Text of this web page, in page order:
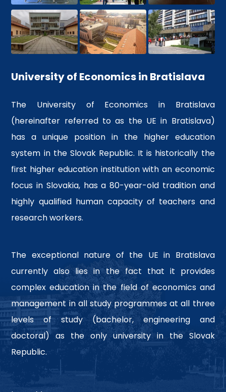
University of Economics in Bratislava
The University of Economics in Bratislava
(hereinafter referred to as the UE in Bratislava)
has a unique position in the higher education
system in the Slovak Republic. It is historically the
first higher education institution with an economic
focus in Slovakia, has a 80-year-old tradition and
highly qualified human capacity of teachers and
research workers.
The exceptional nature of the UE in Bratislava
currently also lies in the fact that it provides
complex education in the field of economics and
management in all study programmes at all three
levels of study (bachelor, engineering and
doctoral) as the only university in the Slovak
Republic.